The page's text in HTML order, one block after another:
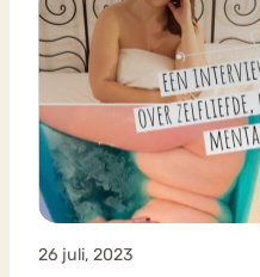
26 juli, 2023